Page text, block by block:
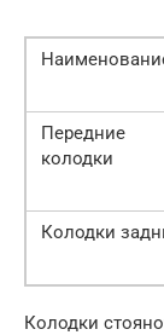
Передние
колодки
Колодки
Колодки